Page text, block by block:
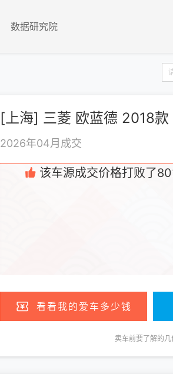
数据研究院
2026年04月成交
该车源成交价格打败了
看看我的爱车多少钱
卖车前要了解的几